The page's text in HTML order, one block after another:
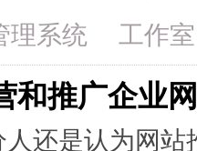
理系统 工作室
推广企业
还是认为网